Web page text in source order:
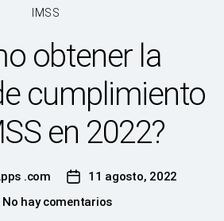
Categorías
IMSS
obtener la
cumplimiento
en 2022?
.com
Fecha
de
11 agosto, 2022
No hay comentariosen